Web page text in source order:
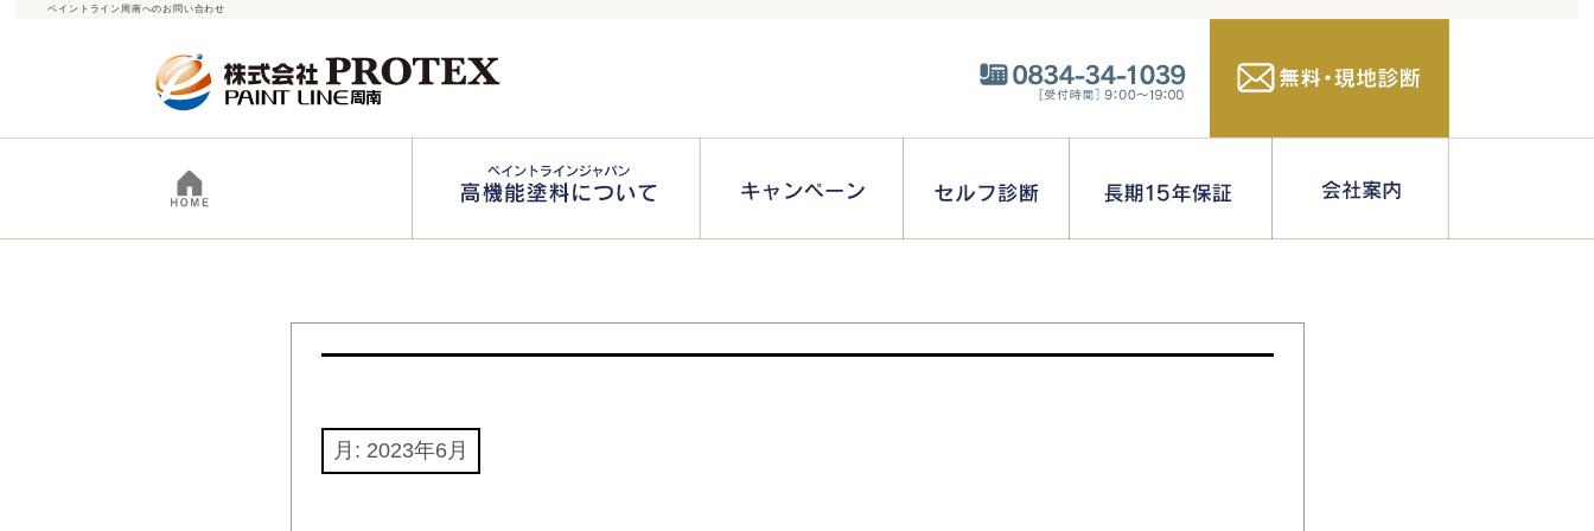
ペイントライン周南へのお問い合わせ
月: 2023年6月